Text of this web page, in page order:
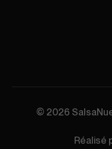
© 2026
Réalisé